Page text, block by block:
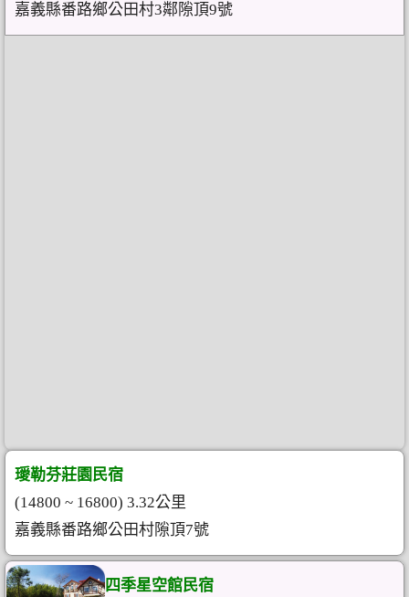
嘉義縣番路鄉公田村3鄰隙頂9號
璦勒芬莊園民宿
(14800 ~ 16800) 3.32公里
嘉義縣番路鄉公田村隙頂7號
四季星空館民宿